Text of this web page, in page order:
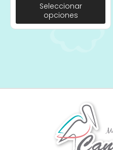
Seleccionar
opciones